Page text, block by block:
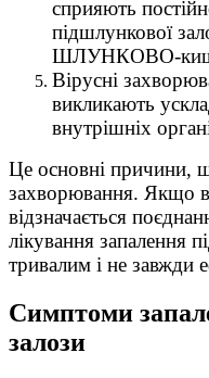
сприяють
підшлункової
ШЛУНКОВО-
Вірусні
викликають
внутрішніх
Це основні причини,
захворювання. Якщо в
відзначається
лікування запалення
тривалим і не завжди
Симптоми
залози